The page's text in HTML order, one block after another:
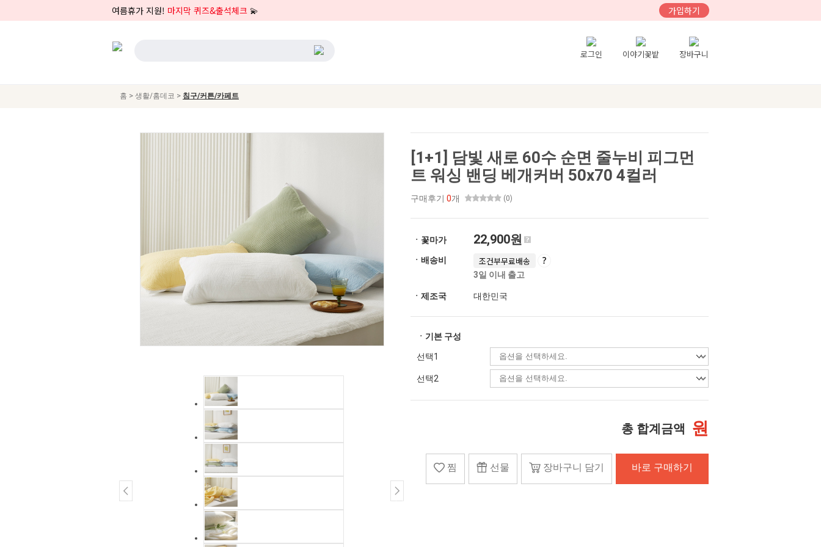
여름휴가 지원! 마지막 퀴즈&출석체크 💫 가입하기
로그인 이야기꽃밭 장바구니
홈 > 생활/홈데코 > 침구/커튼/카페트
[1+1] 담빛 새로 60수 순면 줄누비 피그먼
트 워싱 밴딩 베개커버 50x70 4컬러
구매후기 0개 (0)
ㆍ꽃마가 22,900원
ㆍ배송비 조건부무료배송
3일 이내 출고
ㆍ제조국 대한민국
ㆍ기본 구성
선택1
선택2
총 합계금액 원
찜 선물 장바구니 담기 바로 구매하기